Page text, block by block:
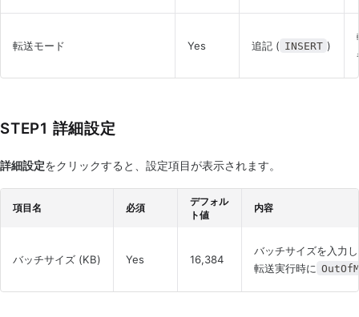
転送モード Yes 追記 ( INSERT )
STEP1 詳細設定
詳細設定をクリックすると、設定項目が表示されます。
項目名 必須
デフォル
ト値
内容
バッチサイズ (KB) Yes 16,384
バッチサイズを入力
転送実行時に